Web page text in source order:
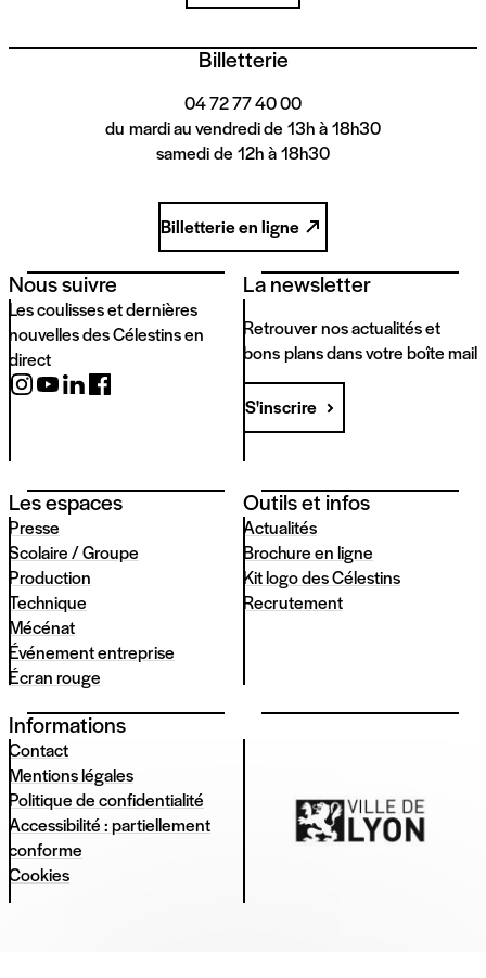
Billetterie
04 72 77 40 00
du mardi au vendredi de 13h à 18h30
samedi de 12h à 18h30
Billetterie en ligne
Nous suivre
Les coulisses et dernières
nouvelles des Célestins en
direct
La newsletter
Retrouver nos actualités et
bons plans dans votre boîte mail
S'inscrire
Les espaces
Presse
Scolaire / Groupe
Production
Technique
Mécénat
Événement entreprise
Écran rouge
Outils et infos
Actualités
Brochure en ligne
Kit logo des Célestins
Recrutement
Informations
Contact
Mentions légales
Politique de confidentialité
Accessibilité : partiellement
conforme
Cookies